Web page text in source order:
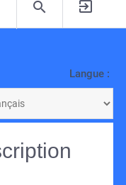
Langue :